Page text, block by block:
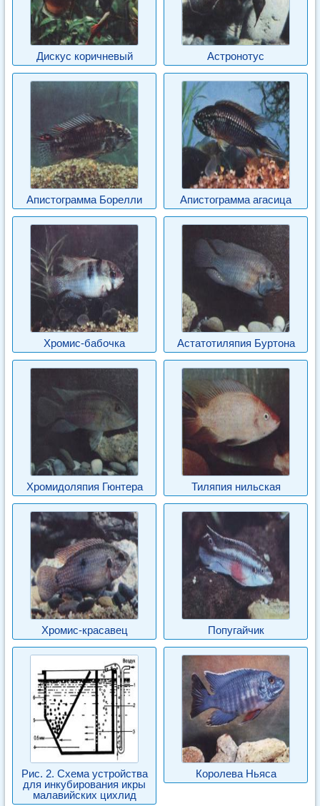
Дискус коричневый Астронотус
Апистограмма Борелли Апистограмма агасица
Хромис-бабочка Астатотиляпия Буртона
Хромидоляпия Гюнтера Тиляпия нильская
Хромис-красавец Попугайчик
Рис. 2. Схема устройства
для инкубирования икры
малавийских цихлид
Королева Ньяса